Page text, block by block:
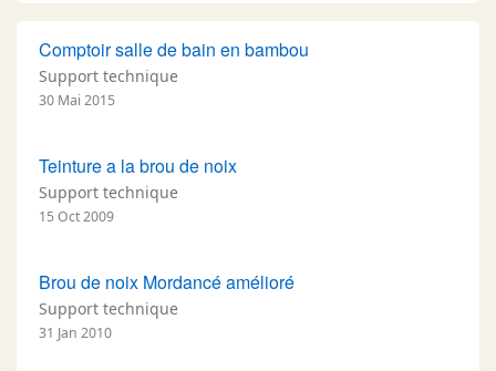
Comptoir salle de bain en bambou
Support technique
30 Mai 2015
Teinture a la brou de noix
Support technique
15 Oct 2009
Brou de noix Mordancé amélioré
Support technique
31 Jan 2010